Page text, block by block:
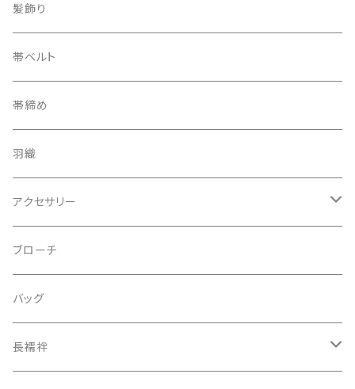
下駄
髪飾り
帯ベルト
帯締め
羽織
アクセサリー
ピアス
指輪
装飾品
ブローチ
バッグ
長襦袢